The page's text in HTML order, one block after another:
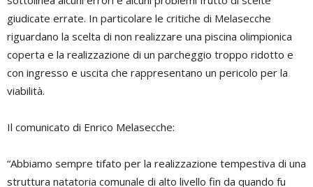
giudicate errate. In particolare le critiche di Melasecche
riguardano la scelta di non realizzare una piscina olimpionica
coperta e la realizzazione di un parcheggio troppo ridotto e
con ingresso e uscita che rappresentano un pericolo per la
viabilità.
Il comunicato di Enrico Melasecche:
“Abbiamo sempre tifato per la realizzazione tempestiva di una
struttura natatoria comunale di alto livello fin da quando fu